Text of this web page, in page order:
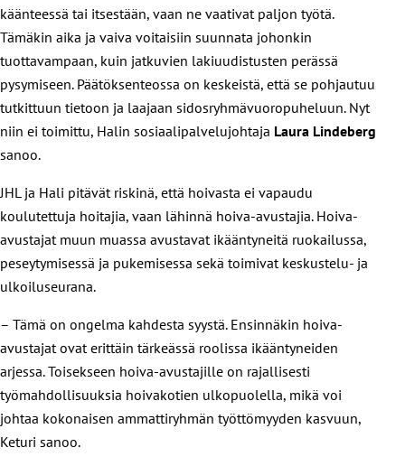
käänteessä tai itsestään, vaan ne vaativat paljon työtä.
Tämäkin aika ja vaiva voitaisiin suunnata johonkin
tuottavampaan, kuin jatkuvien lakiuudistusten perässä
pysymiseen. Päätöksenteossa on keskeistä, että se pohjautuu
tutkittuun tietoon ja laajaan sidosryhmävuoropuheluun. Nyt
niin ei toimittu, Halin sosiaalipalvelujohtaja Laura Lindeberg
sanoo.
JHL ja Hali pitävät riskinä, että hoivasta ei vapaudu
koulutettuja hoitajia, vaan lähinnä hoiva-avustajia. Hoiva-
avustajat muun muassa avustavat ikääntyneitä ruokailussa,
peseytymisessä ja pukemisessa sekä toimivat keskustelu- ja
ulkoiluseurana.
– Tämä on ongelma kahdesta syystä. Ensinnäkin hoiva-
avustajat ovat erittäin tärkeässä roolissa ikääntyneiden
arjessa. Toisekseen hoiva-avustajille on rajallisesti
työmahdollisuuksia hoivakotien ulkopuolella, mikä voi
johtaa kokonaisen ammattiryhmän työttömyyden kasvuun,
Keturi sanoo.